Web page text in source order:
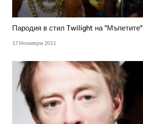
Пародия в стил Twilight на "Мъпетите"
17 Ноември 2011